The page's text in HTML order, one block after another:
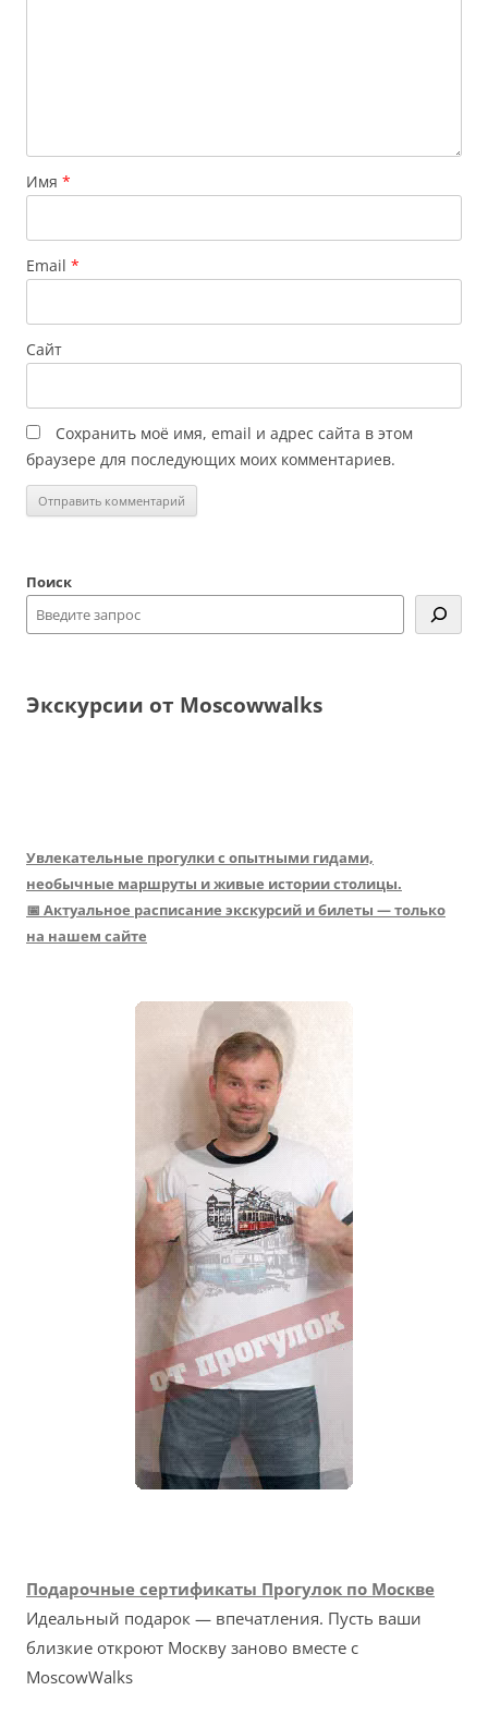
Имя *
Email *
Сайт
Сохранить моё имя, email и адрес сайта в этом
браузере для последующих моих комментариев.
Поиск
Экскурсии от Moscowwalks
Увлекательные прогулки с опытными гидами,
необычные маршруты и живые истории столицы.
📅 Актуальное расписание экскурсий и билеты — только
на нашем сайте
Подарочные сертификаты Прогулок по Москве
Идеальный подарок — впечатления. Пусть ваши
близкие откроют Москву заново вместе с
MoscowWalks